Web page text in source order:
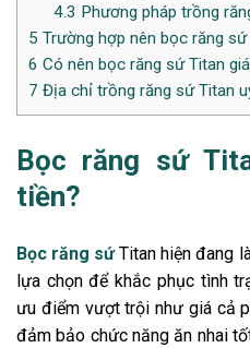
4.3 Phương pháp trồng
5 Trường hợp nên bọc răng sứ
6 Có nên bọc răng sứ Titan
7 Địa chỉ trồng răng sứ Titan
Bọc răng sứ
tiền?
Bọc răng sứTitan hiện đang
lựa chọn để khắc phục tình
ưu điểm vượt trội như giá cả
đảm bảo chức năng ăn nhai